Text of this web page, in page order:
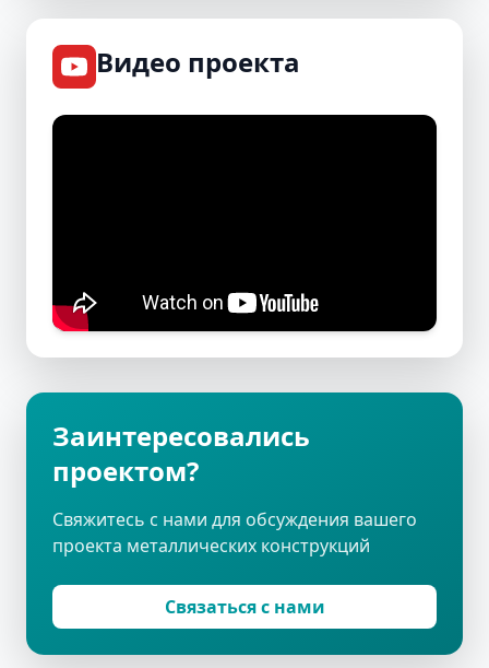
Видео проекта
Заинтересовались
проектом?
Свяжитесь с нами для обсуждения вашего
проекта металлических конструкций
Связаться с нами